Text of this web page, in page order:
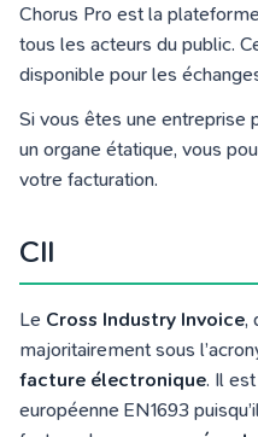
Chorus Pro est la
tous les acteurs du public.
disponible pour les
Si vous êtes une entreprise
un organe étatique, vous
votre facturation.
CII
Le Cross Industry Invoice,
majoritairement sous
facture électronique. Il
européenne EN1693